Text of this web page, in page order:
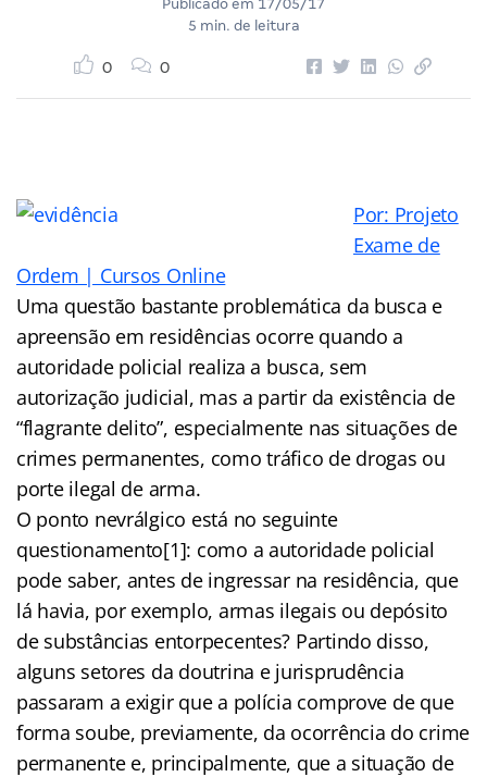
Publicado em 17/05/17
5 min. de leitura
0 0
Por: Projeto
Exame de
Ordem | Cursos Online
Uma questão bastante problemática da busca e
apreensão em residências ocorre quando a
autoridade policial realiza a busca, sem
autorização judicial, mas a partir da existência de
“flagrante delito”, especialmente nas situações de
crimes permanentes, como tráfico de drogas ou
porte ilegal de arma.
O ponto nevrálgico está no seguinte
questionamento[1]: como a autoridade policial
pode saber, antes de ingressar na residência, que
lá havia, por exemplo, armas ilegais ou depósito
de substâncias entorpecentes? Partindo disso,
alguns setores da doutrina e jurisprudência
passaram a exigir que a polícia comprove de que
forma soube, previamente, da ocorrência do crime
permanente e, principalmente, que a situação de